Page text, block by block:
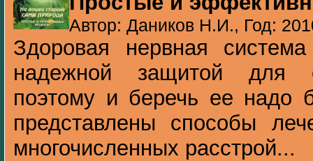
Автор: Даников Н.И., Год:
Здоровая нервная
надежной защитой для
поэтому и беречь ее надо
представлены способы
многочисленных расстрой...